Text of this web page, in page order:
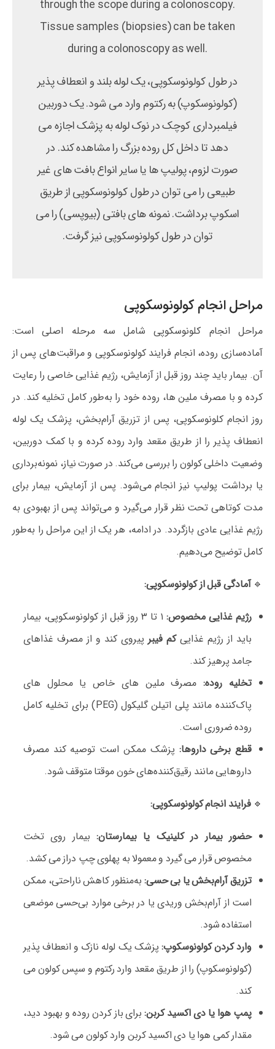
through the scope during a colonoscopy.
Tissue samples (biopsies) can be taken
during a colonoscopy as well.
در طول کولونوسکوپی، یک لوله بلند و انعطاف پذیر
(کولونوسکوپ) به رکتوم وارد می شود. یک دوربین
فیلمبرداری کوچک در نوک لوله به پزشک اجازه می
دهد تا داخل کل روده بزرگ را مشاهده کند. در
صورت لزوم، پولیپ ها یا سایر انواع بافت های غیر
طبیعی را می توان در طول کولونوسکوپی از طریق
اسکوپ برداشت. نمونه های بافتی (بیوپسی) را می
توان در طول کولونوسکوپی نیز گرفت.
مراحل انجام کولونوسکوپی
مراحل انجام کلونوسکوپی شامل سه مرحله اصلی است:
آماده‌سازی روده، انجام فرایند کولونوسکوپی و مراقبت‌های پس از
آن. بیمار باید چند روز قبل از آزمایش، رژیم غذایی خاصی را رعایت
کرده و با مصرف ملین‌ ها، روده خود را به‌طور کامل تخلیه کند. در
روز انجام کلونوسکوپی، پس از تزریق آرام‌بخش، پزشک یک لوله
انعطاف‌ پذیر را از طریق مقعد وارد روده کرده و با کمک دوربین،
وضعیت داخلی کولون را بررسی می‌کند. در صورت نیاز، نمونه‌برداری
یا برداشت پولیپ نیز انجام می‌شود. پس از آزمایش، بیمار برای
مدت کوتاهی تحت نظر قرار می‌گیرد و می‌تواند پس از بهبودی به
رژیم غذایی عادی بازگردد. در ادامه، هر یک از این مراحل را به‌طور
کامل توضیح می‌دهیم.
🔹آمادگی قبل از کولونوسکوپی:
رژیم غذایی مخصوص:
۱ تا ۳ روز قبل از کولونوسکوپی، بیمار
باید از رژیم غذاییکم‌ فیبر پیروی کند و از مصرف غذاهای
جامد پرهیز کند.
تخلیه روده:مصرف ملین‌ های خاص یا محلول‌ های
پاک‌کننده مانند پلی‌ اتیلن گلیکول (PEG) برای تخلیه کامل
روده ضروری است.
قطع برخی داروها: پزشک ممکن است توصیه کند مصرف
داروهایی مانند رقیق‌کننده‌های خون موقتا متوقف شود.
🔹فرایند انجام کولونوسکوپی:
حضور بیمار در کلینیک یا بیمارستان:بیمار روی تخت
مخصوص قرار می‌ گیرد و معمولا به پهلوی چپ دراز می‌ کشد.
تزریق آرام‌بخش یا بی‌ حسی: به‌منظور کاهش ناراحتی، ممکن
است از آرام‌بخش وریدی یا در برخی موارد بی‌حسی موضعی
استفاده شود.
وارد کردن کولونوسکوپ: پزشک یک لوله نازک و انعطاف‌ پذیر
(کولونوسکوپ) را از طریق مقعد وارد رکتوم و سپس کولون می‌
کند.
پمپ هوا یا دی‌ اکسید کربن:برای باز کردن روده و بهبود دید،
مقدار کمی هوا یا دی‌ اکسید کربن وارد کولون می‌ شود.